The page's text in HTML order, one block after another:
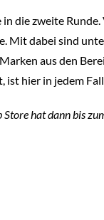
die zweite
Mit dabei sind
aus den
ist hier in jedem
hat dann bis